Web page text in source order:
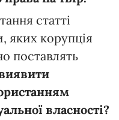
статті
яких корупція
поставлять
власності?